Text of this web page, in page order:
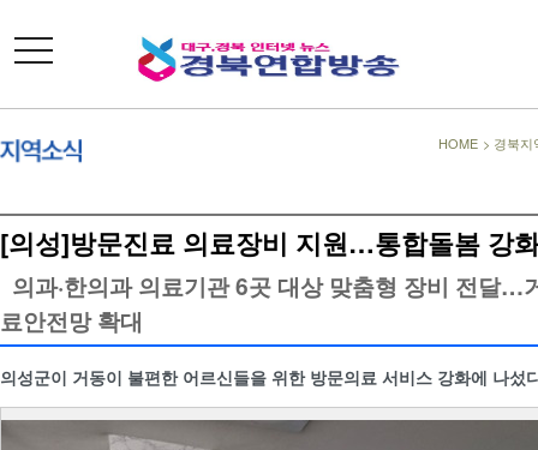
toggle
navigation
HOME > 경북지
[의성]방문진료 의료장비 지원…통합돌봄 강
의과·한의과 의료기관 6곳 대상 맞춤형 장비 전달…
료안전망 확대
의성군이 거동이 불편한 어르신들을 위한 방문의료 서비스 강화에 나섰